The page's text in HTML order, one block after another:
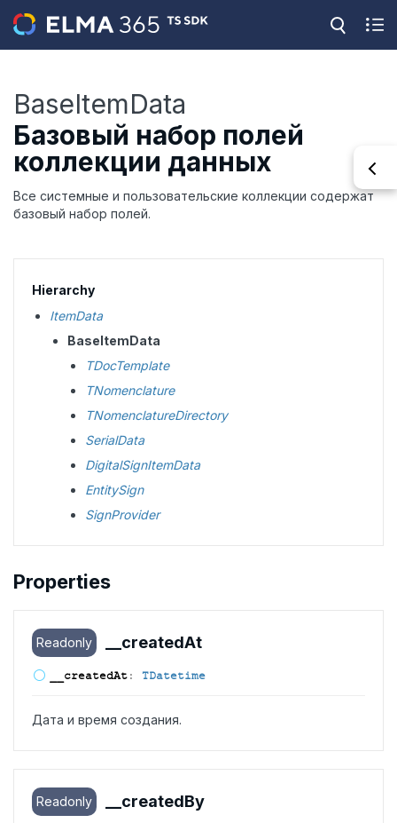
BaseItemData
Базовый набор полей
коллекции данных
Все системные и пользовательские коллекции содержат
базовый набор полей.
Hierarchy
ItemData
BaseItemData
TDocTemplate
TNomenclature
TNomenclatureDirectory
SerialData
DigitalSignItemData
EntitySign
SignProvider
Properties
Readonly __createdAt
__createdAt: TDatetime
Дата и время создания.
Readonly __createdBy